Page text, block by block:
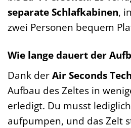
separate Schlafkabinen,
zwei Personen bequem
Wie lange dauert der
Dank derAir Seconds
Aufbau des Zeltes in
erledigt. Du musst
aufpumpen, und das Zelt